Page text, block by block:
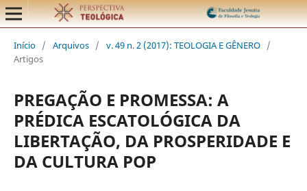
Início / Arquivos / v. 49 n. 2 (2017): TEOLOGIA E GÊNERO /
Artigos
PREGAÇÃO E PROMESSA: A
PRÉDICA ESCATOLÓGICA DA
LIBERTAÇÃO, DA PROSPERIDADE E
DA CULTURA POP